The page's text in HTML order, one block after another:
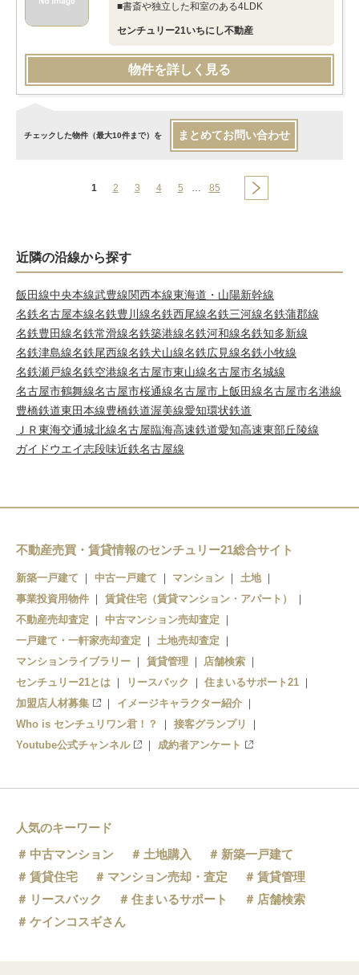
■書斎や独立した和室のある4LDK
センチュリー21いちにし不動産
物件を詳しく見る
チェックした物件（最大10件まで）を まとめてお問い合わせ
1 2 3 4 5 … 85
近隣の沿線から探す
飯田線中央本線武豊線関西本線東海道・山陽新幹線
名鉄名古屋本線名鉄豊川線名鉄西尾線名鉄三河線名鉄蒲郡線
名鉄豊田線名鉄常滑線名鉄築港線名鉄河和線名鉄知多新線
名鉄津島線名鉄尾西線名鉄犬山線名鉄広見線名鉄小牧線
名鉄瀬戸線名鉄空港線名古屋市東山線名古屋市名城線
名古屋市鶴舞線名古屋市桜通線名古屋市上飯田線名古屋市名港線
豊橋鉄道東田本線豊橋鉄道渥美線愛知環状鉄道
ＪＲ東海交通城北線名古屋臨海高速鉄道愛知高速東部丘陵線
ガイドウエイ志段味近鉄名古屋線
不動産売買・賃貸情報のセンチュリー21総合サイト
新築一戸建て 中古一戸建て マンション
土地
事業投資用物件
賃貸住宅（賃貸マンション・アパート）
不動産売却査定
中古マンション売却査定
一戸建て・一軒家売却査定
土地売却査定
マンションライブラリー
賃貸管理
店舗検索
センチュリー21とは
リースバック
住まいるサポート21
加盟店人材募集
イメージキャラクター紹介
Who is センチュリワン君！？
接客グランプリ
Youtube公式チャンネル
成約者アンケート
人気のキーワード
中古マンション
土地購入
新築一戸建て
賃貸住宅
マンション売却・査定
賃貸管理
リースバック
住まいるサポート
店舗検索
ケインコスギさん